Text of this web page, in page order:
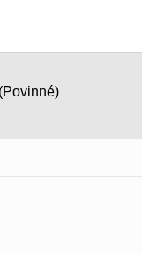
(Povinné)